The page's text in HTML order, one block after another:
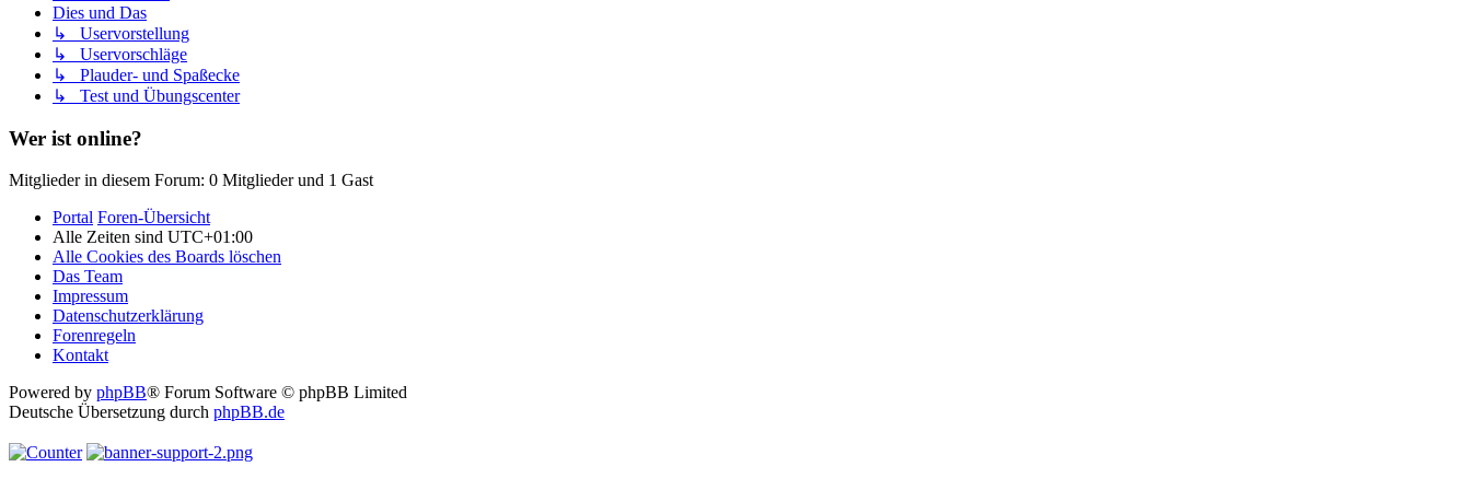
Dies und Das
↳ Uservorstellung
↳ Uservorschläge
↳ Plauder- und Spaßecke
↳ Test und Übungscenter
Wer ist online?
Mitglieder in diesem Forum: 0 Mitglieder und 1 Gast
Portal Foren-Übersicht
Alle Zeiten sind UTC+01:00
Alle Cookies des Boards löschen
Das Team
Impressum
Datenschutzerklärung
Forenregeln
Kontakt
Powered by phpBB® Forum Software © phpBB Limited
Deutsche Übersetzung durch phpBB.de